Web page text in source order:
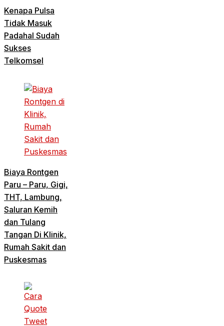
Kenapa Pulsa
Tidak Masuk
Padahal Sudah
Sukses
Telkomsel
Biaya Rontgen
Paru – Paru, Gigi,
THT, Lambung,
Saluran Kemih
dan Tulang
Tangan Di Klinik,
Rumah Sakit dan
Puskesmas